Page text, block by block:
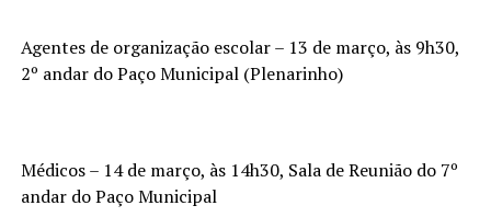
Agentes de organização escolar – 13 de março, às 9h30,
2º andar do Paço Municipal (Plenarinho)
Médicos – 14 de março, às 14h30, Sala de Reunião do 7º
andar do Paço Municipal